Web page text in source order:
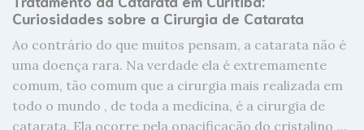
Curiosidades sobre a Cirurgia de Catarata
Ao contrário do que muitos pensam, a catarata não é
uma doença rara. Na verdade ela é extremamente
comum, tão comum que a cirurgia mais realizada em
todo o mundo , de toda a medicina, é a cirurgia de
catarata. Ela ocorre pela opacificação do cristalino …